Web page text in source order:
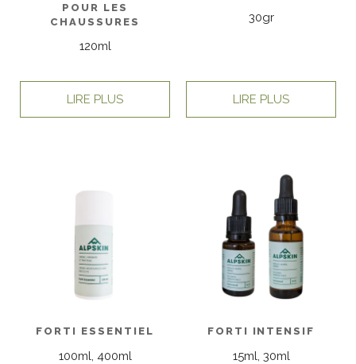
POUR LES
CHAUSSURES
120ml
LIRE PLUS
30gr
LIRE PLUS
FORTI ESSENTIEL
100ml, 400ml
FORTI INTENSIF
15ml, 30ml